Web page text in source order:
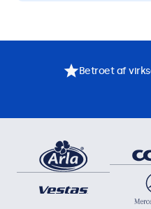
Betroet af